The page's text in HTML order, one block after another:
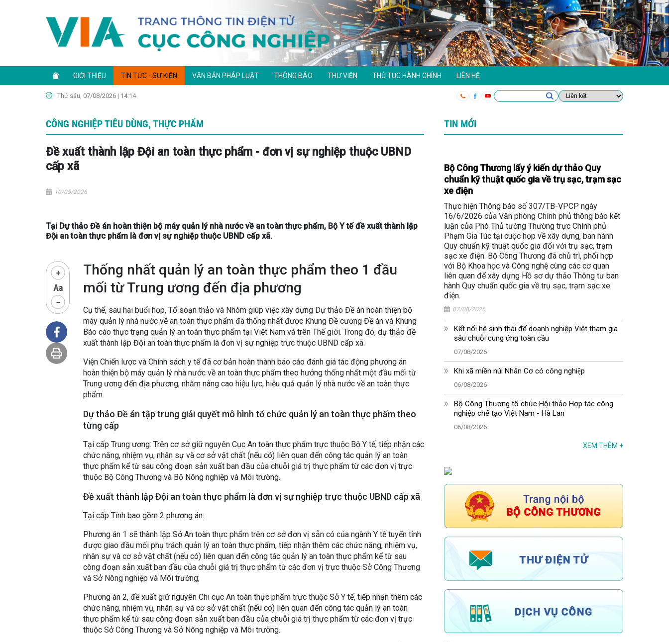
GIỚI THIỆU TIN TỨC - SỰ KIỆN VĂN BẢN PHÁP LUẬT THÔNG BÁO THƯ VIỆN THỦ TỤC HÀNH CHÍNH LIÊN HỆ
Thứ sáu, 07/08/2026 | 14:14
CÔNG NGHIỆP TIÊU DÙNG, THỰC PHẨM
Đề xuất thành lập Đội an toàn thực phẩm - đơn vị sự nghiệp thuộc UBND
cấp xã
10/05/2026
Tại Dự thảo Đề án hoàn thiện bộ máy quản lý nhà nước về an toàn thực phẩm, Bộ Y tế đề xuất thành lập
Đội an toàn thực phẩm là đơn vị sự nghiệp thuộc UBND cấp xã.
Thống nhất quản lý an toàn thực phẩm theo 1 đầu
mối từ Trung ương đến địa phương
Cụ thể, sau hai buổi họp, Tổ soạn thảo và Nhóm giúp việc xây dựng Dự thảo Đề án hoàn thiện bộ
máy quản lý nhà nước về an toàn thực phẩm đã thống nhất được Khung Đề cương Đề án và Khung
Báo cáo thực trạng quản lý an toàn thực phẩm tại Việt Nam và trên Thế giới. Trong đó, dự thảo đề
xuất thành lập Đội an toàn thực phẩm là đơn vị sự nghiệp trực thuộc UBND cấp xã.
Viện Chiến lược và Chính sách y tế đã cơ bản hoàn thành báo cáo đánh giá tác động phương án
hoàn thiện bộ máy quản lý nhà nước về an toàn thực phẩm theo hướng thống nhất một đầu mối từ
Trung ương đến địa phương, nhằm nâng cao hiệu lực, hiệu quả quản lý nhà nước về an toàn thực
phẩm.
Dự thảo Đề án tập trung giải quyết mô hình tổ chức quản lý an toàn thực phẩm theo
từng cấp
Tại cấp Trung ương: Trên cơ sở giữ nguyên Cục An toàn thực phẩm trực thuộc Bộ Y tế, tiếp nhận các
chức năng, nhiệm vụ, nhân sự và cơ sở vật chất (nếu có) liên quan đến công tác quản lý an toàn
thực phẩm kể từ sau công đoạn sản xuất ban đầu của chuỗi giá trị thực phẩm từ các đơn vị trực
thuộc Bộ Công Thương và Bộ Nông nghiệp và Môi trường.
Đề xuất thành lập Đội an toàn thực phẩm là đơn vị sự nghiệp trực thuộc UBND cấp xã
Tại cấp Tỉnh bao gồm 2 phương án:
Phương án 1 sẽ thành lập Sở An toàn thực phẩm trên cơ sở đơn vị sẵn có của ngành Y tế tuyến tỉnh
được giao đầu mối phụ trách quản lý an toàn thực phẩm, tiếp nhận thêm các chức năng, nhiệm vụ,
nhân sự và cơ sở vật chất (nếu có) liên quan đến công tác quản lý an toàn thực phẩm kể từ sau
công đoạn sản xuất ban đầu của chuỗi giá trị thực phẩm từ các đơn vị trực thuộc Sở Công Thương
và Sở Nông nghiệp và Môi trường;
Phương án 2, đề xuất giữ nguyên Chi cục An toàn thực phẩm trực thuộc Sở Y tế, tiếp nhận thêm các
chức năng, nhiệm vụ, nhân sự và cơ sở vật chất (nếu có) liên quan đến công tác quản lý an toàn
thực phẩm kể từ sau công đoạn sản xuất ban đầu của chuỗi giá trị thực phẩm từ các đơn vị trực
thuộc Sở Công Thương và Sở Nông nghiệp và Môi trường.
TIN MỚI
Bộ Công Thương lấy ý kiến dự thảo Quy
chuẩn kỹ thuật quốc gia về trụ sạc, trạm sạc
xe điện
Thực hiện Thông báo số 307/TB-VPCP ngày
16/6/2026 của Văn phòng Chính phủ thông báo kết
luận của Phó Thủ tướng Thường trực Chính phủ
Phạm Gia Túc tại cuộc họp về xây dựng, ban hành
Quy chuẩn kỹ thuật quốc gia đối với trụ sạc, trạm
sạc xe điện. Bộ Công Thương đã chủ trì, phối hợp
với Bộ Khoa học và Công nghệ cùng các cơ quan
liên quan để xây dựng Hồ sơ dự thảo Thông tư ban
hành Quy chuẩn quốc gia về trụ sạc, trạm sạc xe
điện.
07/08/2026
Kết nối hệ sinh thái để doanh nghiệp Việt tham gia
sâu chuỗi cung ứng toàn cầu
07/08/2026
Khi xã miền núi Nhân Cơ có công nghiệp
06/08/2026
Bộ Công Thương tổ chức Hội thảo Hợp tác công
nghiệp chế tạo Việt Nam - Hà Lan
06/08/2026
XEM THÊM +